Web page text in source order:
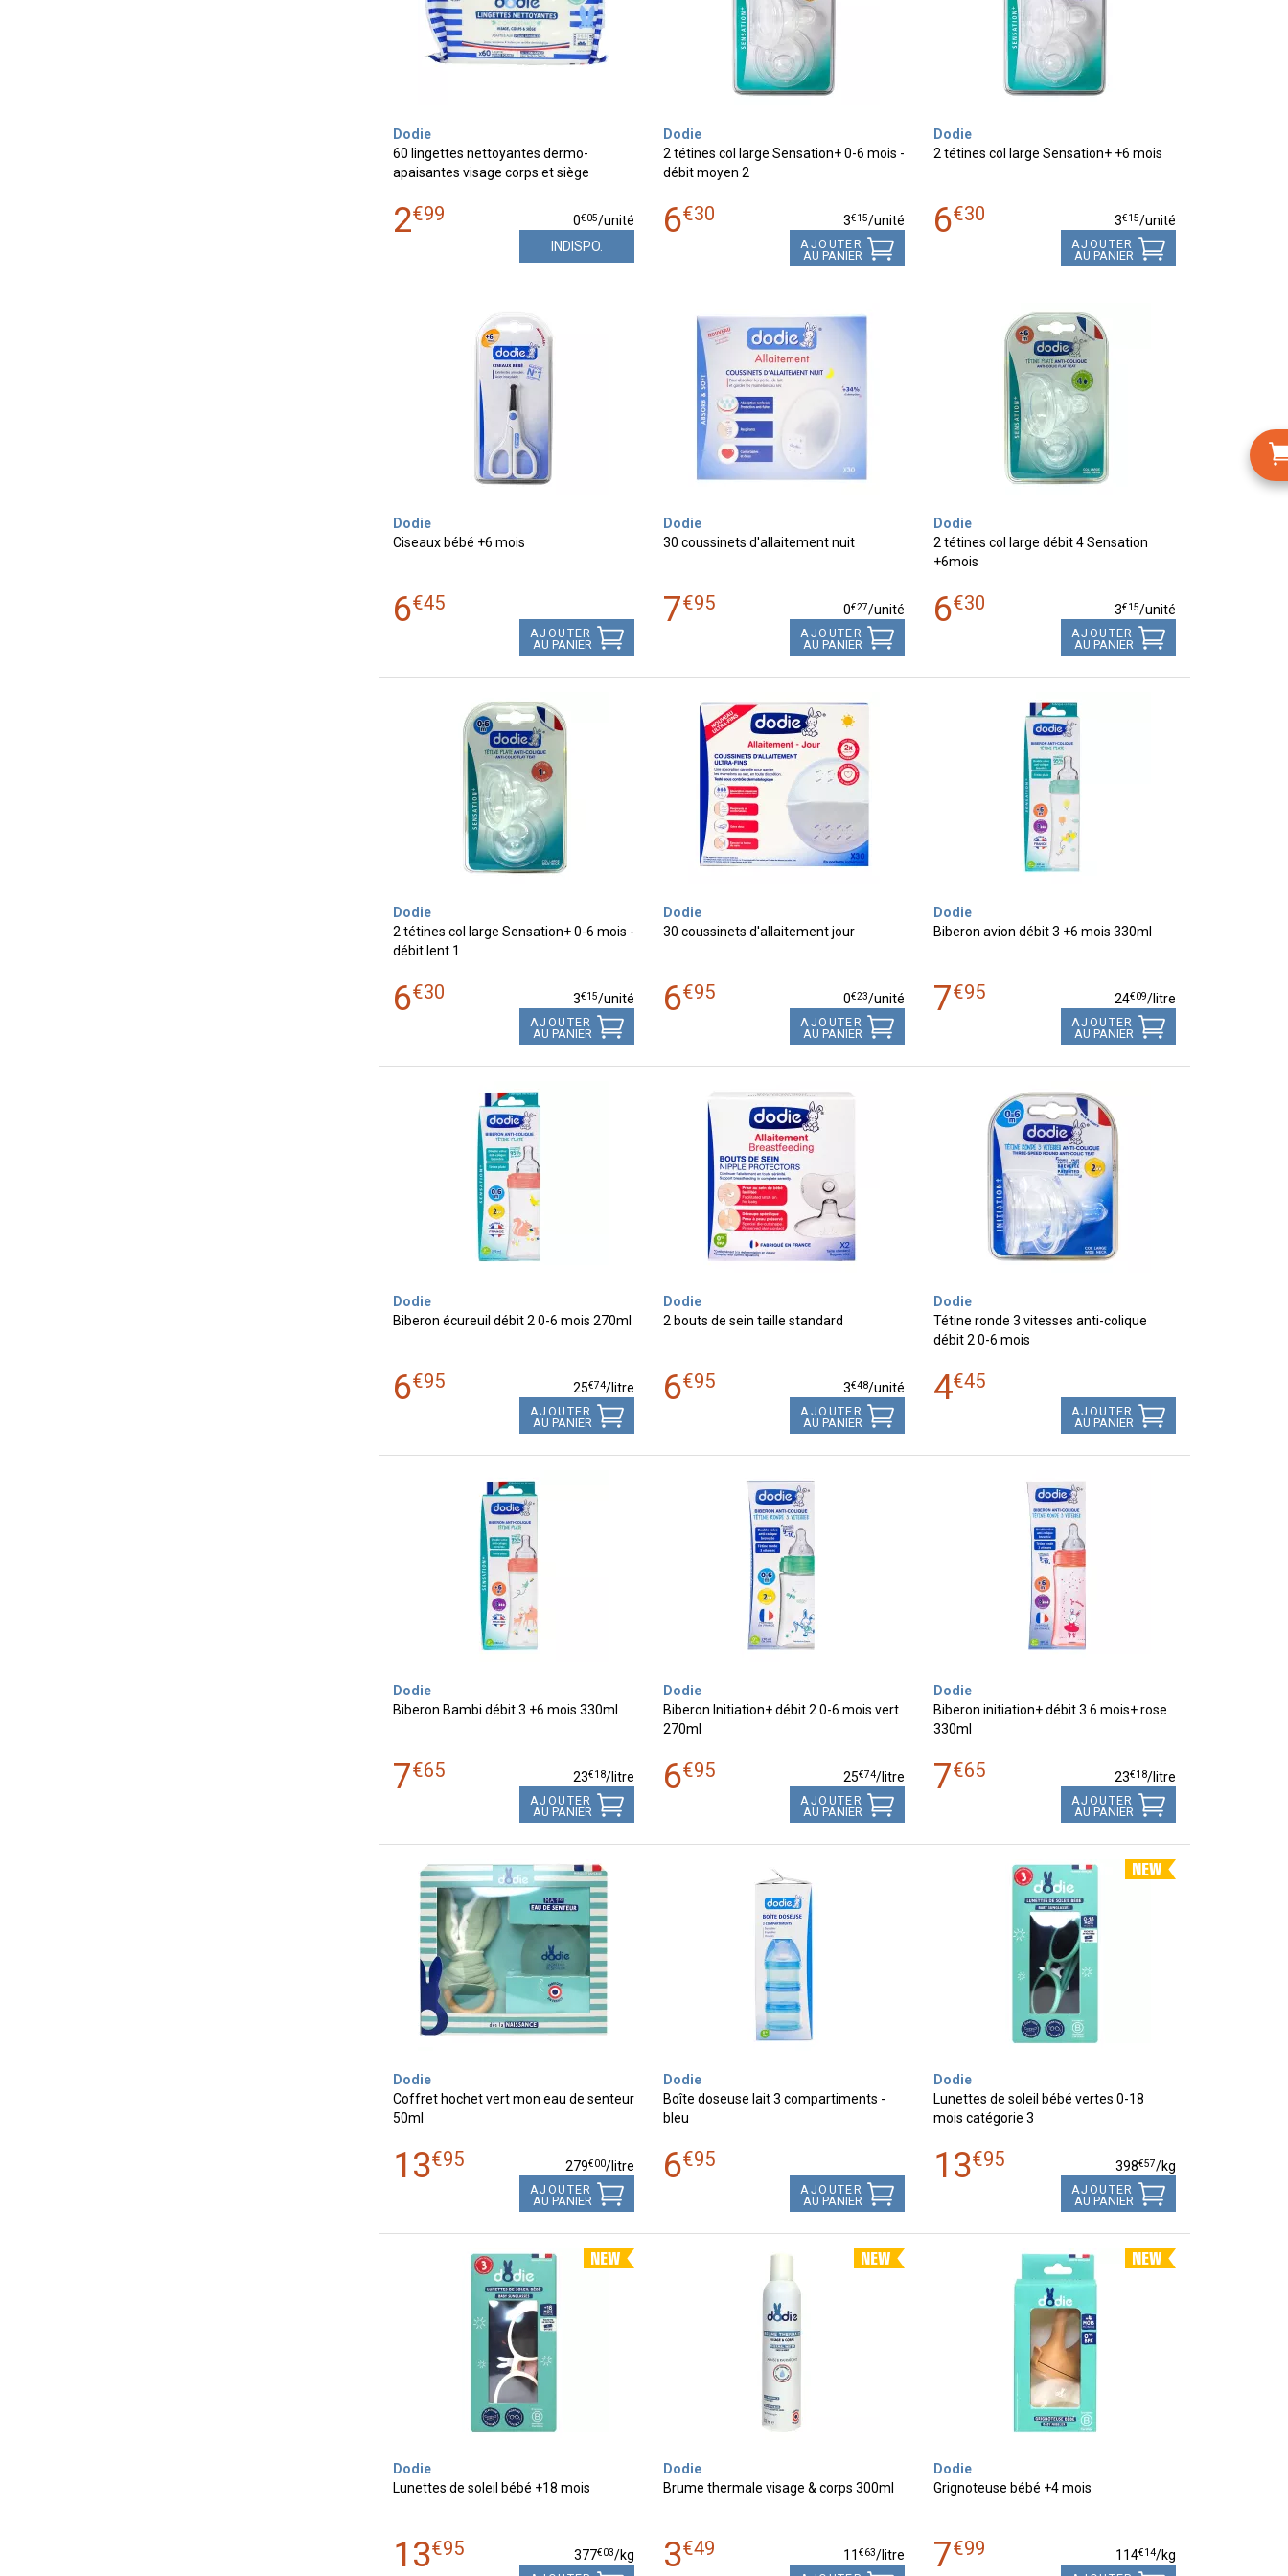
Dodie
60 lingettes nettoyantes dermo-
apaisantes visage corps et siège
2€99 0€05/unité
INDISPO.
Dodie
2 tétines col large Sensation+ 0-6 mois -
débit moyen 2
6€30 3€15/unité
AJOUTER
AU PANIER
Dodie
2 tétines col large Sensation+ +6 mois
6€30 3€15/unité
AJOUTER
AU PANIER
Dodie
Ciseaux bébé +6 mois
6€45
AJOUTER
AU PANIER
Dodie
30 coussinets d'allaitement nuit
7€95 0€27/unité
AJOUTER
AU PANIER
Dodie
2 tétines col large débit 4 Sensation
+6mois
6€30 3€15/unité
AJOUTER
AU PANIER
Dodie
2 tétines col large Sensation+ 0-6 mois -
débit lent 1
6€30 3€15/unité
AJOUTER
AU PANIER
Dodie
30 coussinets d'allaitement jour
6€95 0€23/unité
AJOUTER
AU PANIER
Dodie
Biberon avion débit 3 +6 mois 330ml
7€95 24€09/litre
AJOUTER
AU PANIER
Dodie
Biberon écureuil débit 2 0-6 mois 270ml
6€95 25€74/litre
AJOUTER
AU PANIER
Dodie
2 bouts de sein taille standard
6€95 3€48/unité
AJOUTER
AU PANIER
Dodie
Tétine ronde 3 vitesses anti-colique
débit 2 0-6 mois
4€45
AJOUTER
AU PANIER
Dodie
Biberon Bambi débit 3 +6 mois 330ml
7€65 23€18/litre
AJOUTER
AU PANIER
Dodie
Biberon Initiation+ débit 2 0-6 mois vert
270ml
6€95 25€74/litre
AJOUTER
AU PANIER
Dodie
Biberon initiation+ débit 3 6 mois+ rose
330ml
7€65 23€18/litre
AJOUTER
AU PANIER
Dodie
Coffret hochet vert mon eau de senteur
50ml
13€95 279€00/litre
AJOUTER
AU PANIER
Dodie
Boîte doseuse lait 3 compartiments -
bleu
6€95
AJOUTER
AU PANIER
Dodie
Lunettes de soleil bébé vertes 0-18
mois catégorie 3
13€95 398€57/kg
AJOUTER
AU PANIER
Dodie
Lunettes de soleil bébé +18 mois
13€95 377€03/kg
Dodie
Brume thermale visage & corps 300ml
3€49 11€63/litre
Dodie
Grignoteuse bébé +4 mois
7€99 114€14/kg